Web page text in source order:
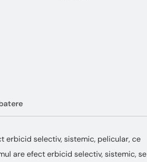
erbicid selectiv, sistemic, pelicular, ce
are efect erbicid selectiv, sistemic, se